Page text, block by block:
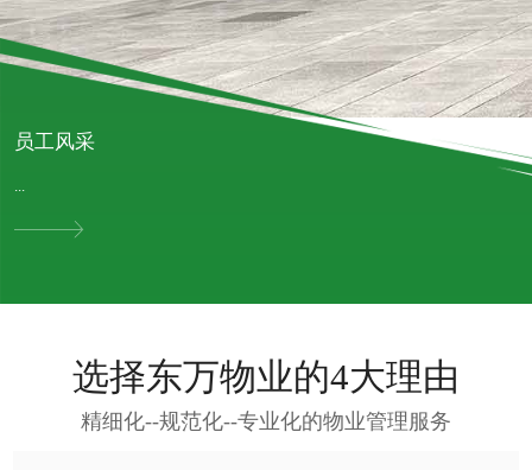
员工风采
选择东万物业的4大理由
精细化--规范化--专业化的物业管理服务